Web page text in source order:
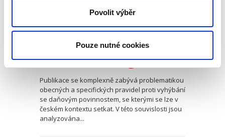
Povolit výběr
Pouze nutné cookies
390,00 Kč
Publikace se komplexně zabývá problematikou
obecných a specifických pravidel proti vyhýbání
se daňovým povinnostem, se kterými se lze v
českém kontextu setkat. V této souvislosti jsou
analyzována...